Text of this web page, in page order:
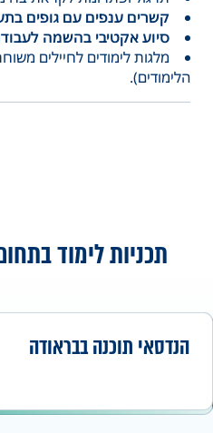
קשרים ענפים עם גופים
סיוע אקטיבי בהשמה
הלימודים).
תכניות לימוד
הנדסאי תוכנה בבראודה